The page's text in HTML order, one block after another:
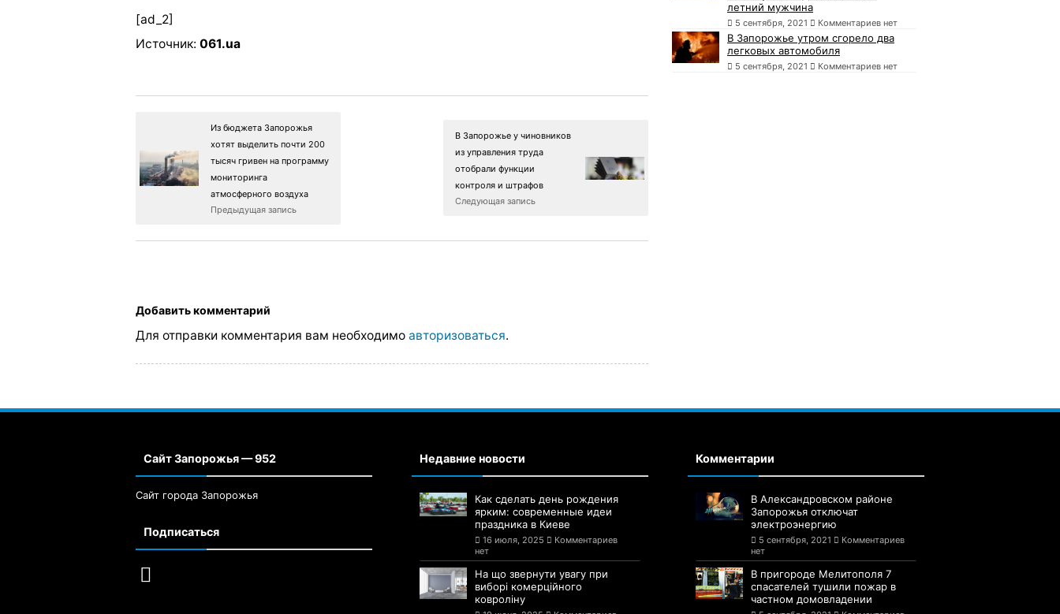
[ad_2]
Источник: 061.ua
Из бюджета Запорожья
хотят выделить почти 200
тысяч гривен на программу
мониторинга
атмосферного воздуха
Предыдущая запись
В Запорожье у чиновников
из управления труда
отобрали функции
контроля и штрафов
Следующая запись
Добавить комментарий
Для отправки комментария вам необходимо авторизоваться.
летний мужчина
5 сентября, 2021 Комментариев нет
В Запорожье утром сгорело два
легковых автомобиля
5 сентября, 2021 Комментариев нет
Сайт Запорожья — 952
Сайт города Запорожья
Подписаться
Недавние новости
Как сделать день рождения
ярким: современные идеи
праздника в Киеве
16 июля, 2025
Комментариев
нет
На що звернути увагу при
виборі комерційного
ковроліну
Комментарии
В Александровском районе
Запорожья отключат
электроэнергию
5 сентября, 2021
Комментариев
нет
В пригороде Мелитополя 7
спасателей тушили пожар в
частном домовладении